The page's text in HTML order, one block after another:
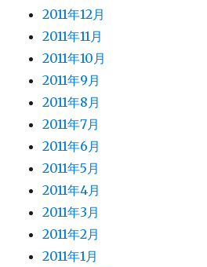
2011年12月
2011年11月
2011年10月
2011年9月
2011年8月
2011年7月
2011年6月
2011年5月
2011年4月
2011年3月
2011年2月
2011年1月